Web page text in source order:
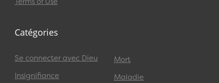
Catégories
Se connecter avec Dieu
Insignifiance
Mort
Maladie